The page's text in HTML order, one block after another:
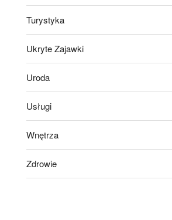
Turystyka
Ukryte Zajawki
Uroda
Usługi
Wnętrza
Zdrowie